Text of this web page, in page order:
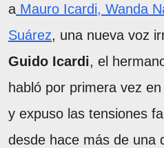
a Mauro Icardi, Wanda
Suárez, una nueva voz
Guido Icardi, el
habló por primera vez
y expuso las tensiones
desde hace más de una